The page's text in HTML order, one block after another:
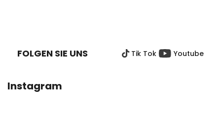
FOLGEN SIE UNS Tik Tok Youtube
Instagram